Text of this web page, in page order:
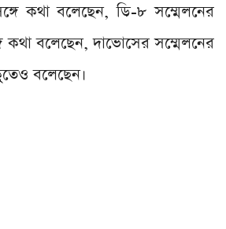
কথা বলেছেন, ডি-৮ সম্মেলনের
কথা বলেছেন, দাভোসের সম্মেলনের
বলেছেন।